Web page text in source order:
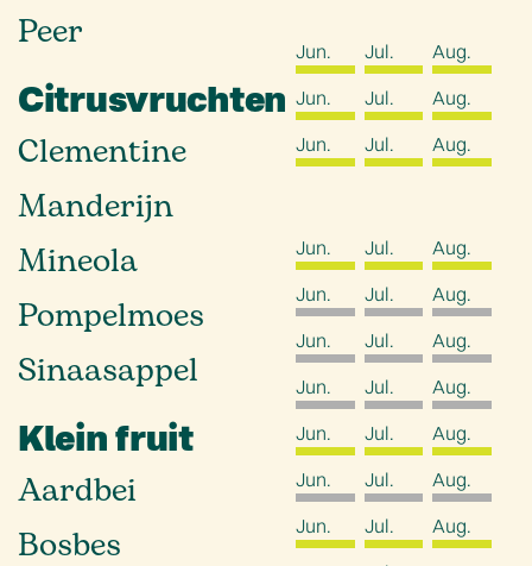
Peer
Citrusvruchten
Clementine
Manderijn
Mineola
Pompelmoes
Sinaasappel
Klein fruit
Aardbei
Bosbes
Jun. Jul.
Aug.
Jun.
Jul.
Aug.
Jun.
Jul. Aug.
Jun. Jul.
Aug.
Jun.
Jul.
Aug.
Jun.
Jul.
Aug.
Jun.
Jul.
Aug.
Jun.
Jul.
Aug.
Jun.
Jul.
Aug.
Jun.
Jul.
Aug.